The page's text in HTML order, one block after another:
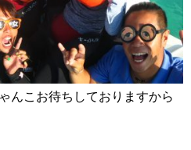
んこお待ちしておりますから